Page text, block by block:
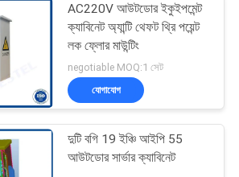
AC220V আউটডোর ইকুইপমেন্ট
ক্যাবিনেট অ্যান্টি থেফট থ্রি পয়েন্ট
লক ফ্লোর মাউন্টিং
negotiable MOQ:1 সেট
যোগাযোগ
দুটি বগি 19 ইঞ্চি আইপি 55
আউটডোর সার্ভার ক্যাবিনেট